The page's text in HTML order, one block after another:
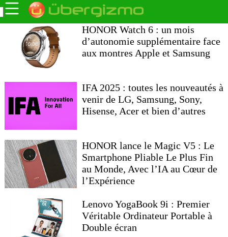
HONOR Watch 6 : un mois
d’autonomie supplémentaire face
aux montres Apple et Samsung
IFA 2025 : toutes les nouveautés à
venir de LG, Samsung, Sony,
Hisense, Acer et bien d’autres
HONOR lance le Magic V5 : Le
Smartphone Pliable Le Plus Fin
au Monde, Avec l’IA au Cœur de
l’Expérience
Lenovo YogaBook 9i : Premier
Véritable Ordinateur Portable à
Double écran